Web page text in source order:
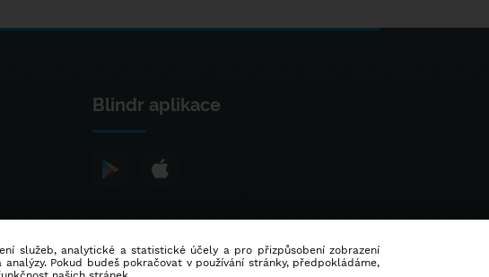
Blindr aplikace
služeb, analytické a statistické účely a pro přizpůsobení zobrazení
Pokud budeš pokračovat v používání stránky, předpokládáme,